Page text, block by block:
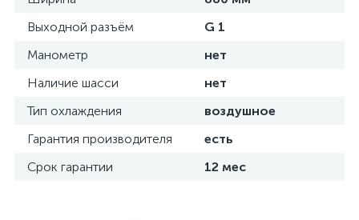
Выходной разъём
G 1
Манометр
нет
Наличие шасси
нет
Тип охлаждения
воздушное
Гарантия производителя
есть
Срок гарантии
12 мес